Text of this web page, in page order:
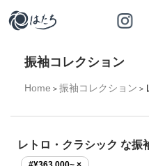
振袖コレクション
Home > 振袖コレクション >
レトロ・クラシック な振